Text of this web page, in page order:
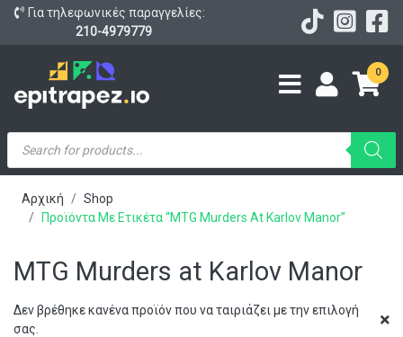
Για τηλεφωνικές παραγγελίες:
210-4979779
0
Products
search
Αρχική
Shop
Προϊόντα Με Ετικέτα “MTG Murders At Karlov Manor”
MTG Murders at Karlov Manor
Δεν βρέθηκε κανένα προϊόν που να ταιριάζει με την επιλογή
σας.